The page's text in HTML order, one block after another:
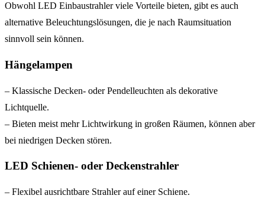
Obwohl LED Einbaustrahler viele Vorteile bieten, gibt es auch
alternative Beleuchtungslösungen, die je nach Raumsituation
sinnvoll sein können.
Hängelampen
– Klassische Decken- oder Pendelleuchten als dekorative
Lichtquelle.
– Bieten meist mehr Lichtwirkung in großen Räumen, können aber
bei niedrigen Decken stören.
LED Schienen- oder Deckenstrahler
– Flexibel ausrichtbare Strahler auf einer Schiene.